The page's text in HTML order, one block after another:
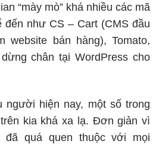
“mày mò” khá nhiều các mã
đến như CS – Cart (CMS đầu
website bán hàng), Tomato,
chân tại WordPress cho
người hiện nay, một số trong
kia khá xa lạ. Đơn giản vì
đã quá quen thuộc với mọi